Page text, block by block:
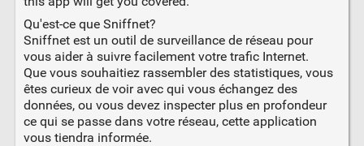
Qu'est-ce que Sniffnet?
Sniffnet est un outil de surveillance de réseau pour
vous aider à suivre facilement votre trafic Internet.
Que vous souhaitiez rassembler des statistiques, vous
êtes curieux de voir avec qui vous échangez des
données, ou vous devez inspecter plus en profondeur
ce qui se passe dans votre réseau, cette application
vous tiendra informée.